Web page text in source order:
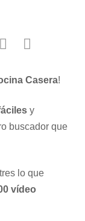
Casera!
y
buscador que
lo que
vídeo